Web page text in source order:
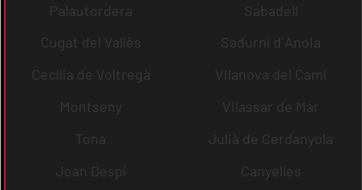
Palautordera
Sabadell
Cugat del Vallès
Sadurní d´Anoia
Cecília de Voltregà
Vilanova del Camí
Montseny
Vilassar de Mar
Tona
Julià de Cerdanyola
Joan Despí
Canyelles